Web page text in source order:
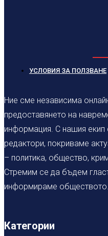
УСЛОВИЯ ЗА ПОЛЗВАНЕ
Ние сме независима
предоставянето на
информация. С нашия екип
редактори, покриваме
– политика, общество,
Стремим се да бъдем
информираме обществото.
Категории